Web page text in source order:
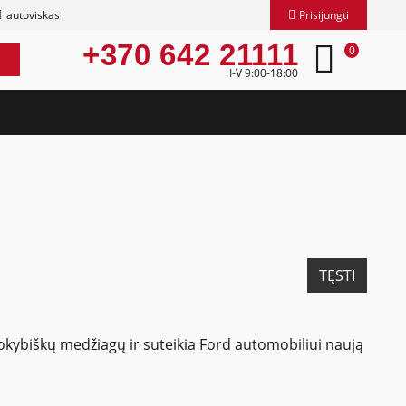
autoviskas Prisijungti
+370 642 21111
I-V 9:00-18:00
0
TĘSTI
medžiagų ir suteikia Ford automobiliui naują